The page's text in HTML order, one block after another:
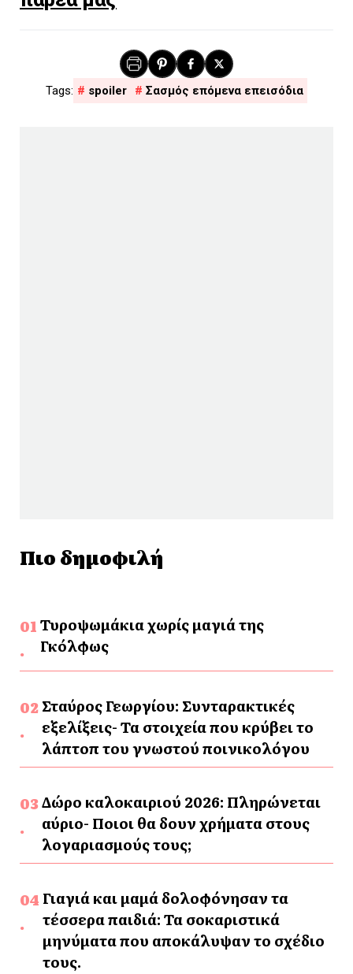
spoiler Σασμός επόμενα επεισόδια
Πιο δημοφιλή
Τυροψωμάκια χωρίς μαγιά της
Γκόλφως
Σταύρος Γεωργίου: Συνταρακτικές
εξελίξεις- Τα στοιχεία που κρύβει το
λάπτοπ του γνωστού ποινικολόγου
Δώρο καλοκαιριού 2026: Πληρώνεται
αύριο- Ποιοι θα δουν χρήματα στους
λογαριασμούς τους;
Γιαγιά και μαμά δολοφόνησαν τα
τέσσερα παιδιά: Τα σοκαριστικά
μηνύματα που αποκάλυψαν το σχέδιο
τους.